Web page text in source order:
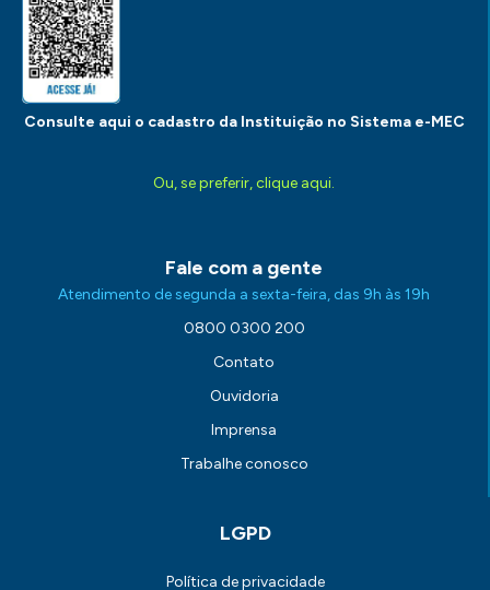
Consulte aqui o cadastro da Instituição no Sistema e-MEC
Ou, se preferir, clique aqui.
Fale com a gente
Atendimento de segunda a sexta-feira, das 9h às 19h
0800 0300 200
Contato
Ouvidoria
Imprensa
Trabalhe conosco
LGPD
Política de privacidade